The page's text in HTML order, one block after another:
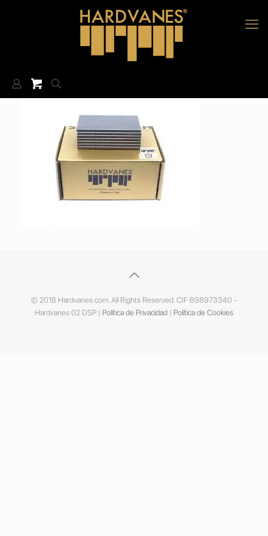
© 2018 Hardvanes.com. All Rights Reserved. CIF B98973340 -
Hardvanes 02 DSP | Política de Privacidad | Política de Cookies